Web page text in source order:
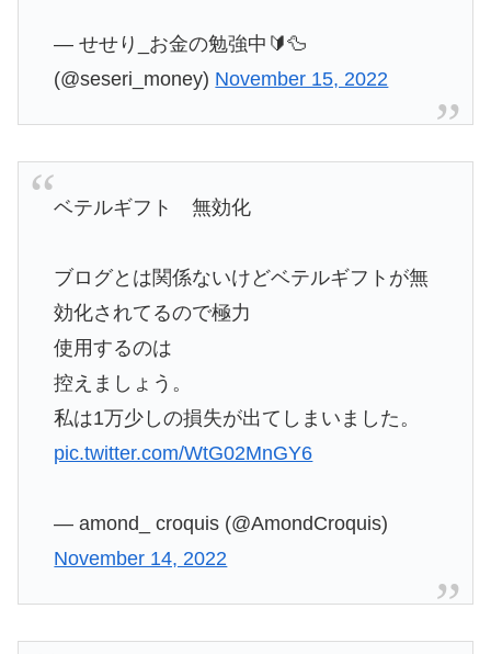
— せせり_お金の勉強中🔰🦆
(@seseri_money) November 15, 2022
ベテルギフト 無効化
ブログとは関係ないけどベテルギフトが無
効化されてるので極力
使用するのは
控えましょう。
私は1万少しの損失が出てしまいました。
pic.twitter.com/WtG02MnGY6
— amond_ croquis (@AmondCroquis)
November 14, 2022